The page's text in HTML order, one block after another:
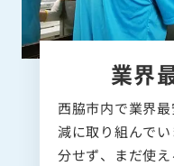
業界
西脇市内で業界
減に取り組んで
分せず、まだ使